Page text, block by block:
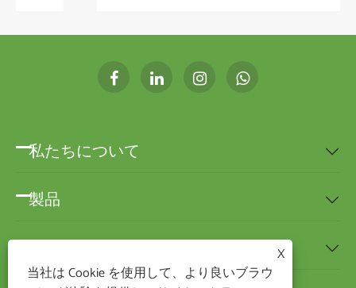
私たちについて 
製品 

X
当社は Cookie を使用して、より良いブラウ